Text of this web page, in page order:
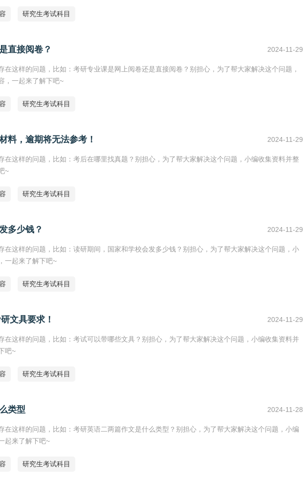
研究生考试科目
直接阅卷？ 2024-11-29
在这样的问题，比如：考研专业课是网上阅卷还是直接阅卷？别担心，为了帮大家解决这个问题，
，一起来了解下吧~
研究生考试科目
料，逾期将无法参考！ 2024-11-29
在这样的问题，比如：考后在哪里找真题？别担心，为了帮大家解决这个问题，小编收集资料并整
~
研究生考试科目
多少钱？ 2024-11-29
在这样的问题，比如：读研期间，国家和学校会发多少钱？别担心，为了帮大家解决这个问题，小
一起来了解下吧~
研究生考试科目
文具要求！ 2024-11-29
在这样的问题，比如：考试可以带哪些文具？别担心，为了帮大家解决这个问题，小编收集资料并
吧~
研究生考试科目
类型 2024-11-28
在这样的问题，比如：考研英语二两篇作文是什么类型？别担心，为了帮大家解决这个问题，小编
起来了解下吧~
研究生考试科目